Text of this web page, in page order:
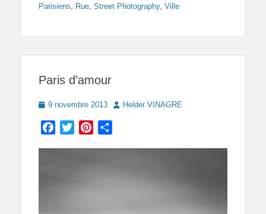
Parisiens, Rue, Street Photography, Ville
Paris d’amour
Posted
9 novembre 2013 AuthorHelder VINAGRE
Facebook
TwitterPinterest